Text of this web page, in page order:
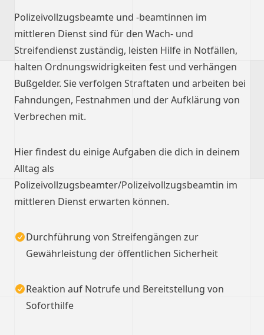
Polizeivollzugsbeamte und -beamtinnen im
mittleren Dienst sind für den Wach- und
Streifendienst zuständig, leisten Hilfe in Notfällen,
halten Ordnungswidrigkeiten fest und verhängen
Bußgelder. Sie verfolgen Straftaten und arbeiten bei
Fahndungen, Festnahmen und der Aufklärung von
Verbrechen mit.
Hier findest du einige Aufgaben die dich in deinem
Alltag als
Polizeivollzugsbeamter/Polizeivollzugsbeamtin im
mittleren Dienst erwarten können.
Durchführung von Streifengängen zur
Gewährleistung der öffentlichen Sicherheit
Reaktion auf Notrufe und Bereitstellung von
Soforthilfe